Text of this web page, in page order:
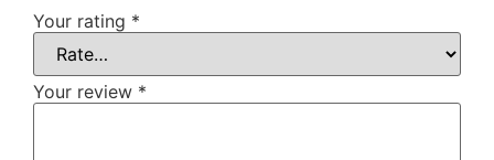
Your rating *
Your review *